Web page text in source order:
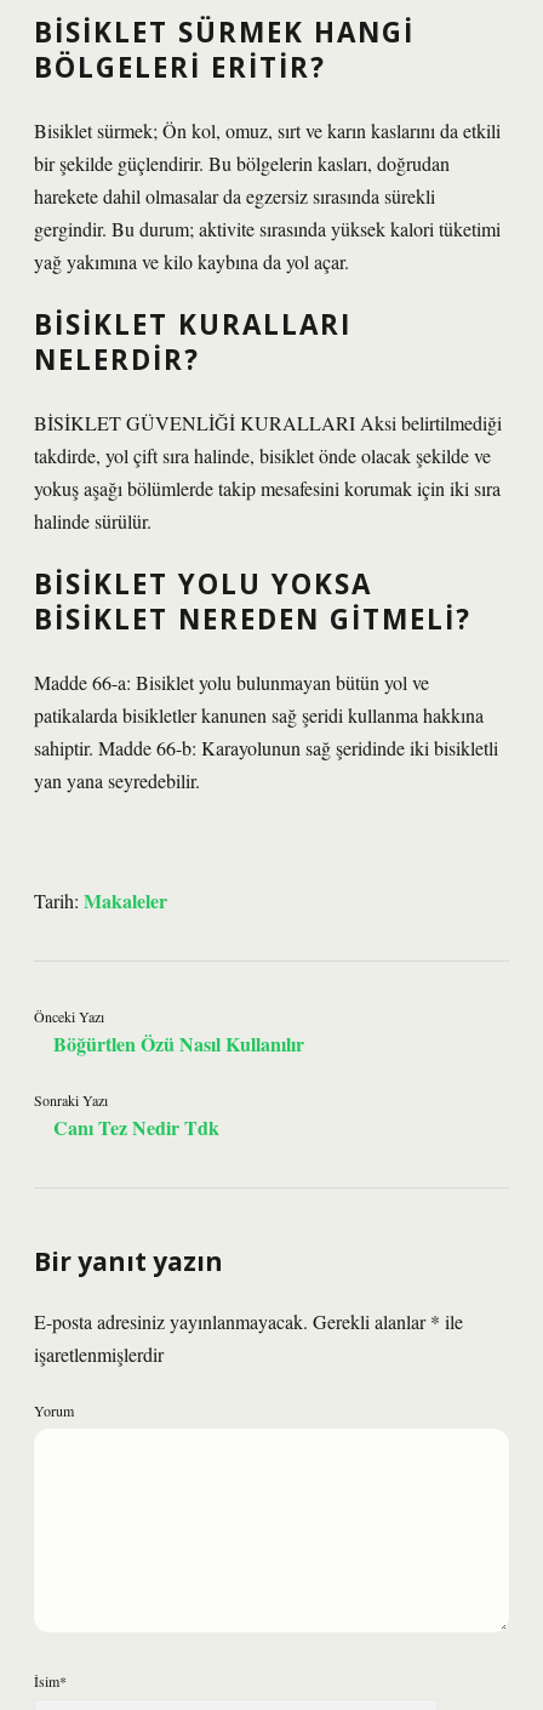
BISIKLET SÜRMEK HANGI
BÖLGELERI ERITIR?
Bisiklet sürmek; Ön kol, omuz, sırt ve karın kaslarını da etkili
bir şekilde güçlendirir. Bu bölgelerin kasları, doğrudan
harekete dahil olmasalar da egzersiz sırasında sürekli
gergindir. Bu durum; aktivite sırasında yüksek kalori tüketimi
yağ yakımına ve kilo kaybına da yol açar.
BISIKLET KURALLARI
NELERDIR?
BİSİKLET GÜVENLİĞİ KURALLARI Aksi belirtilmediği
takdirde, yol çift sıra halinde, bisiklet önde olacak şekilde ve
yokuş aşağı bölümlerde takip mesafesini korumak için iki sıra
halinde sürülür.
BISIKLET YOLU YOKSA
BISIKLET NEREDEN GITMELI?
Madde 66-a: Bisiklet yolu bulunmayan bütün yol ve
patikalarda bisikletler kanunen sağ şeridi kullanma hakkına
sahiptir. Madde 66-b: Karayolunun sağ şeridinde iki bisikletli
yan yana seyredebilir.
Tarih: Makaleler
Önceki Yazı
Böğürtlen Özü Nasıl Kullanılır
Sonraki Yazı
Canı Tez Nedir Tdk
Bir yanıt yazın
E-posta adresiniz yayınlanmayacak. Gerekli alanlar* ile
işaretlenmişlerdir
Yorum
İsim*